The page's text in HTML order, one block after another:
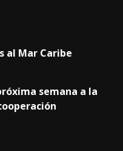
al Mar Caribe
semana a la